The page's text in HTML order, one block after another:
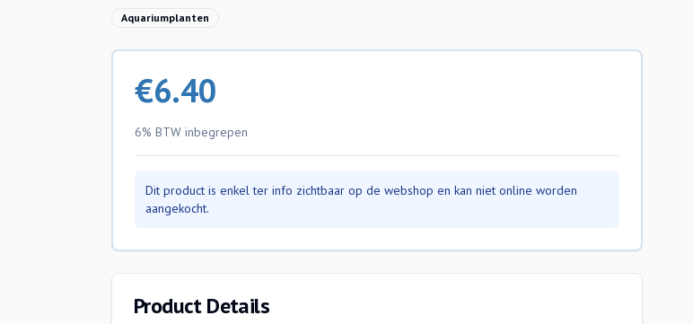
Aquariumplanten
€6.40
6% BTW inbegrepen
Dit product is enkel ter info zichtbaar op de webshop en kan niet online worden
aangekocht.
Product Details